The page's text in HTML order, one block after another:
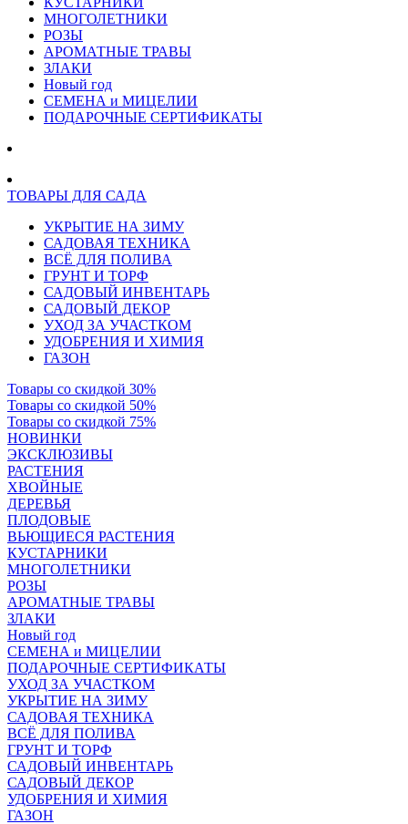
МНОГОЛЕТНИКИ
РОЗЫ
АРОМАТНЫЕ ТРАВЫ
ЗЛАКИ
Новый год
СЕМЕНА и МИЦЕЛИИ
ПОДАРОЧНЫЕ СЕРТИФИКАТЫ
ТОВАРЫ ДЛЯ САДА
УКРЫТИЕ НА ЗИМУ
САДОВАЯ ТЕХНИКА
ВСЁ ДЛЯ ПОЛИВА
ГРУНТ И ТОРФ
САДОВЫЙ ИНВЕНТАРЬ
САДОВЫЙ ДЕКОР
УХОД ЗА УЧАСТКОМ
УДОБРЕНИЯ И ХИМИЯ
ГАЗОН
Товары со скидкой 30%
Товары со скидкой 50%
Товары со скидкой 75%
НОВИНКИ
ЭКСКЛЮЗИВЫ
РАСТЕНИЯ
ХВОЙНЫЕ
ДЕРЕВЬЯ
ПЛОДОВЫЕ
ВЬЮЩИЕСЯ РАСТЕНИЯ
КУСТАРНИКИ
МНОГОЛЕТНИКИ
РОЗЫ
АРОМАТНЫЕ ТРАВЫ
ЗЛАКИ
Новый год
СЕМЕНА и МИЦЕЛИИ
ПОДАРОЧНЫЕ СЕРТИФИКАТЫ
УХОД ЗА УЧАСТКОМ
УКРЫТИЕ НА ЗИМУ
САДОВАЯ ТЕХНИКА
ВСЁ ДЛЯ ПОЛИВА
ГРУНТ И ТОРФ
САДОВЫЙ ИНВЕНТАРЬ
САДОВЫЙ ДЕКОР
УДОБРЕНИЯ И ХИМИЯ
ГАЗОН